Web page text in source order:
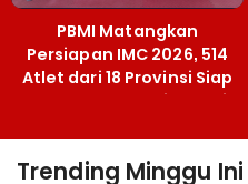
PBMI Matangkan
Persiapan IMC 2026, 514
Atlet dari 18 Provinsi Siap
Berlaga Besok di Bekasi
Trending Minggu Ini